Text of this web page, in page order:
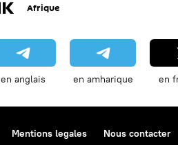
Afrique
en anglais en amharique en
Mentions legales Nous contacter